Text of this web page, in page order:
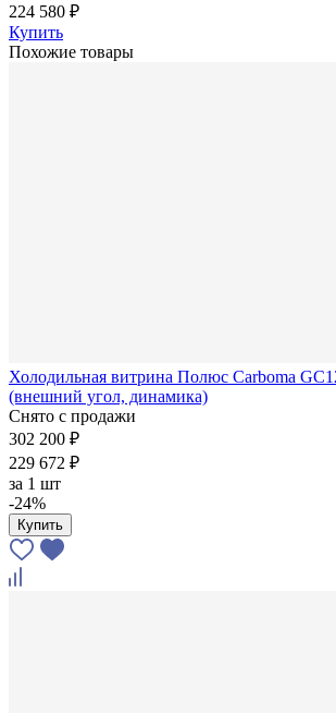
224 580 ₽
Купить
Похожие товары
Холодильная витрина Полюс Carboma
(внешний угол, динамика)
Снято с продажи
302 200 ₽
229 672 ₽
за 1 шт
-24%
Купить